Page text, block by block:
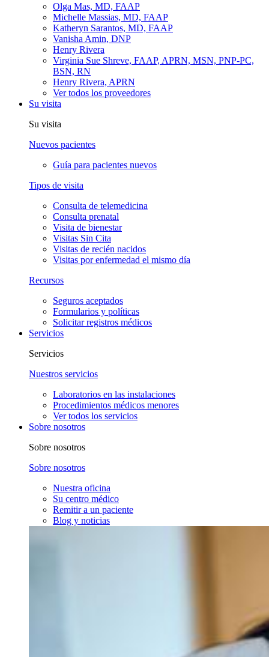
Olga Mas, MD, FAAP
Michelle Massias, MD, FAAP
Katheryn Sarantos, MD, FAAP
Vanisha Amin, DNP
Henry Rivera
Virginia Sue Shreve, FAAP, APRN, MSN, PNP-PC,
BSN, RN
Henry Rivera, APRN
Ver todos los proveedores
Su visita
Su visita
Nuevos pacientes
Guía para pacientes nuevos
Tipos de visita
Consulta de telemedicina
Consulta prenatal
Visita de bienestar
Visitas Sin Cita
Visitas de recién nacidos
Visitas por enfermedad el mismo día
Recursos
Seguros aceptados
Formularios y políticas
Solicitar registros médicos
Servicios
Servicios
Nuestros servicios
Laboratorios en las instalaciones
Procedimientos médicos menores
Ver todos los servicios
Sobre nosotros
Sobre nosotros
Sobre nosotros
Nuestra oficina
Su centro médico
Remitir a un paciente
Blog y noticias